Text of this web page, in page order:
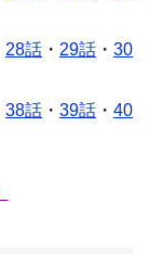
28話 ・ 29話 ・ 30
38話 ・ 39話 ・ 40